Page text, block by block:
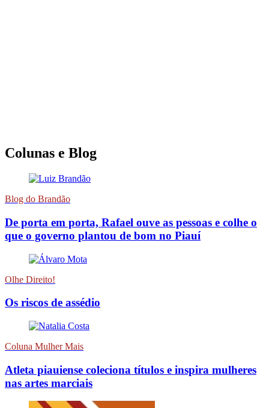
Colunas e Blog
Blog do Brandão
De porta em porta, Rafael ouve as pessoas e colhe o
que o governo plantou de bom no Piauí
Olhe Direito!
Os riscos de assédio
Coluna Mulher Mais
Atleta piauiense coleciona títulos e inspira mulheres
nas artes marciais